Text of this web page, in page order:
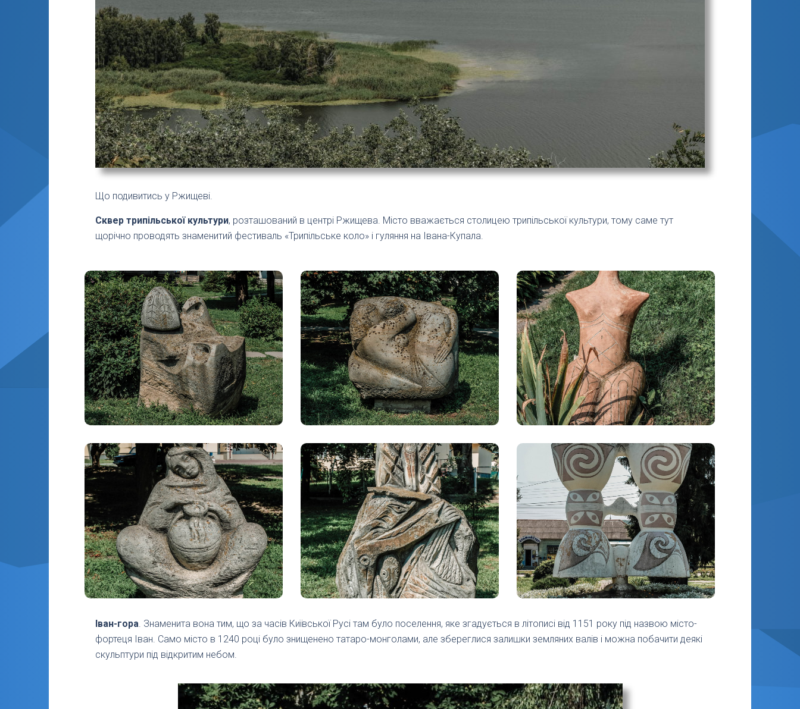
Що подивитись у Ржищеві.
Сквер трипільської культури, розташований в центрі Ржищева. Місто вважається столицею трипільської культури, тому саме тут
щорічно проводять знаменитий фестиваль «Трипільське коло» і гуляння на Івана-Купала.
Іван-гора . Знаменита вона тим, що за часів Київської Русі там було поселення, яке згадується в літописі від 1151 року під назвою місто-
фортеця Іван. Само місто в 1240 році було знищенено татаро-монголами, але збереглися залишки земляних валів і можна побачити деякі
скульптури під відкритим небом.